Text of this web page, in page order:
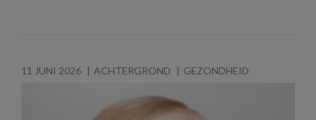
11 JUNI 2026 ACHTERGROND GEZONDHEID